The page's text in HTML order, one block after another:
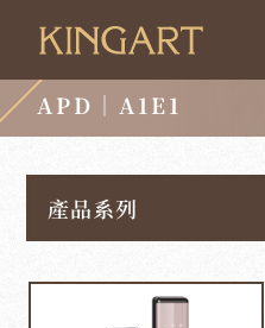
APD｜A1E1
產品系列